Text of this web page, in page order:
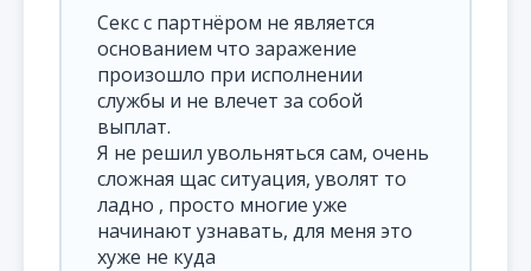
Секс с партнёром не является
основанием что заражение
произошло при исполнении
службы и не влечет за собой
выплат.
Я не решил увольняться сам, очень
сложная щас ситуация, уволят то
ладно , просто многие уже
начинают узнавать, для меня это
хуже не куда